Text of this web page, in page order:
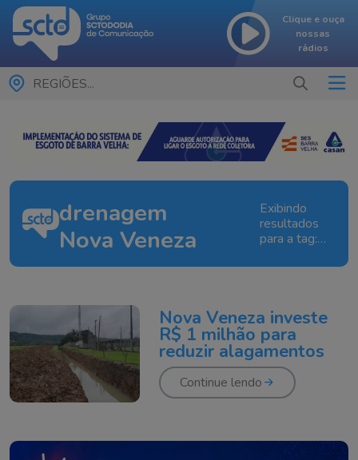
Clique e ouça
nossas
rádios
REGIÕES...
drenagem
Nova Veneza
Exibindo
resultados
para a tag:
Nova
Nova Veneza investe
R$ 1 milhão para
reduzir alagamentos
Continue lendo